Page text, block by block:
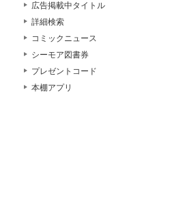
広告掲載中タイトル
詳細検索
コミックニュース
シーモア図書券
プレゼントコード
本棚アプリ